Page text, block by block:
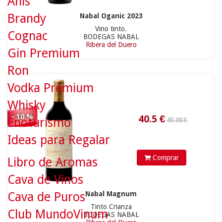
Nabal Oganic 2023
Vino tinto.
BODEGAS NABAL
Ribera del Duero
- 10 %
Comprar
Nabal Magnum
Tinto Crianza
BODEGAS NABAL
40.41€
44.90 €
22.50 €
Brandy
Cognac
Gin Premium
Ron
Vodka Premium
Whisky
Enoturismo
Ideas para Regalar
Libro de Aromas
Cava de Vinos
Cava de Puros
Club MundoVinum